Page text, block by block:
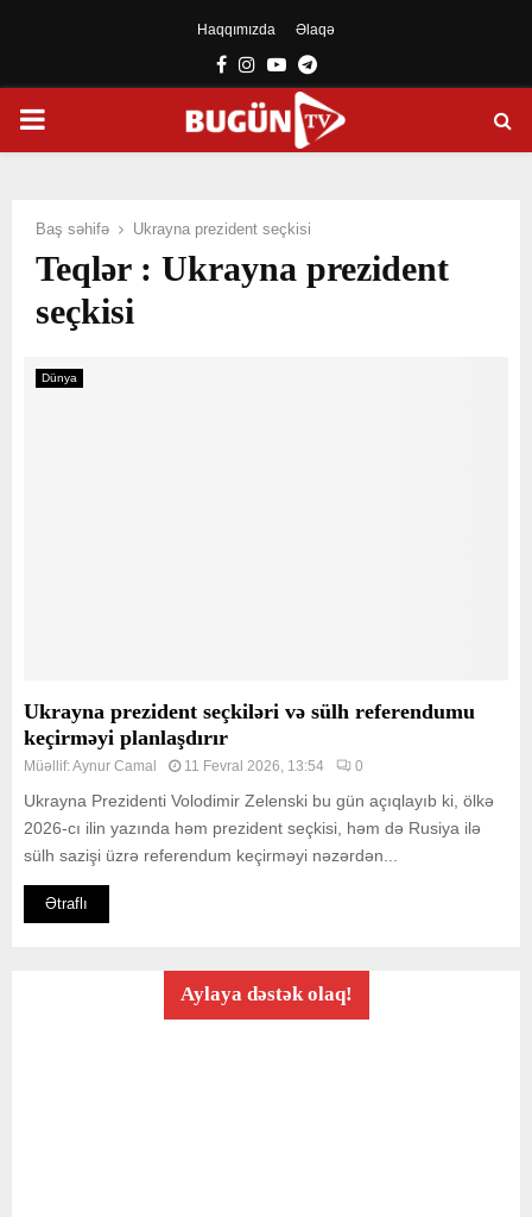
Haqqımızda Əlaqə
Facebook
Instagram
YoutubeTelegram
PRIMARY
Baş səhifə Ukrayna prezident seçkisi
Teqlər : Ukrayna prezident
seçkisi
Dünya
Ukrayna prezident seçkiləri və sülh referendumu
keçirməyi planlaşdırır
Müəllif:Aynur Camal 11 Fevral 2026, 13:54 0
Ukrayna Prezidenti Volodimir Zelenski bu gün açıqlayıb ki, ölkə
2026-cı ilin yazında həm prezident seçkisi, həm də Rusiya ilə
sülh sazişi üzrə referendum keçirməyi nəzərdən...
Ətraflı
Aylaya dəstək olaq!